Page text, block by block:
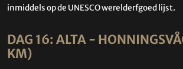
inmiddels op de UNESCO werelderfgoed lijst.
DAG 16: ALTA -
KM)